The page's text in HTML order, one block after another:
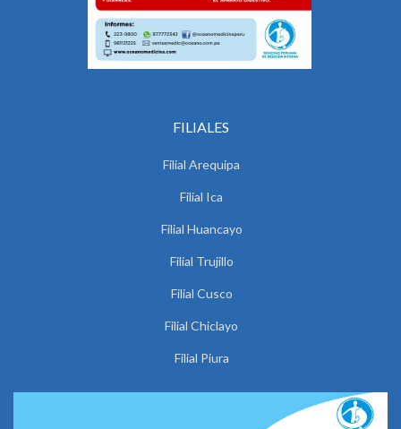
FILIALES
Filial Arequipa
Filial Ica
Filial Huancayo
Filial Trujillo
Filial Cusco
Filial Chiclayo
Filial Piura